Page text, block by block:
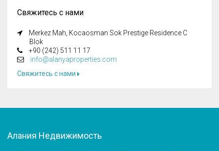
Свяжитесь с нами
Merkez Mah, Kocaosman Sok Prestige Residence C
Blok
+90 (242) 511 11 17
info@alanyaproperties.com
Свяжитесь с нами
Алания Недвижимость